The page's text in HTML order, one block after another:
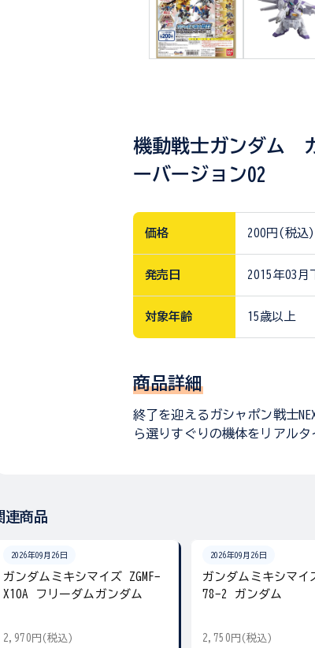
機動戦士ガンダム
ーバージョン02
価格 200円(税込)
発売日 2015年03月
対象年齢 15歳以上
商品詳細
終了を迎えるガシャポン戦士
ら選りすぐりの機体をリアル
連商品
2026年09月26日
ガンダムミキシマイズ ZGMF-
X10A フリーダムガンダム
2,970円(税込)
2026年09月26日
ガンダムミキシマイ
78-2 ガンダム
2,750円(税込)